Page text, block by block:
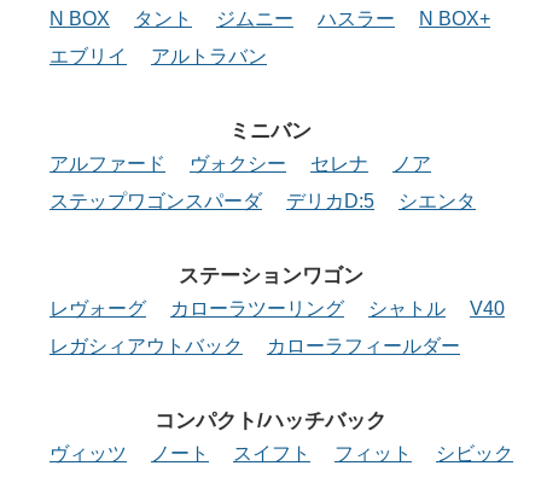
N BOX タント ジムニー ハスラー
N BOX+
エブリイ
アルトラバン
ミニバン
アルファード ヴォクシー セレナ
ノア
ステップワゴンスパーダ
デリカD:5 シエンタ
ステーションワゴン
レヴォーグ カローラツーリング シャトル
V40
レガシィアウトバック
カローラフィールダー
コンパクト/ハッチバック
ヴィッツ ノート スイフト フィット シビック